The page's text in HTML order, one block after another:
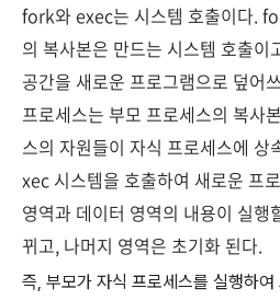
fork와 exec는 시스템 호출이다.
의 복사본은 만드는 시스템 호출이
공간을 새로운 프로그램으로 덮어
프로세스는 부모 프로세스의 복사
스의 자원들이 자식 프로세스에 상
xec 시스템을 호출하여 새로운 프
영역과 데이터 영역의 내용이 실행
뀌고, 나머지 영역은 초기화 된다.
즉, 부모가 자식 프로세스를 실행하